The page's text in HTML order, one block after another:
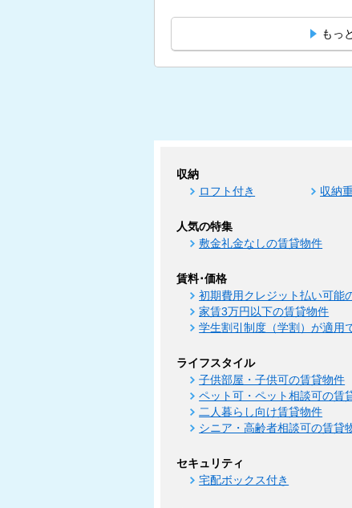
もっ
収納
ロフト付き 収納
人気の特集
敷金礼金なしの賃貸物件
賃料･価格
初期費用クレジット払い可能
家賃3万円以下の賃貸物件
学生割引制度（学割）が適用
ライフスタイル
子供部屋・子供可の賃貸物件
ペット可・ペット相談可の賃
二人暮らし向け賃貸物件
シニア・高齢者相談可の賃貸
セキュリティ
宅配ボックス付き